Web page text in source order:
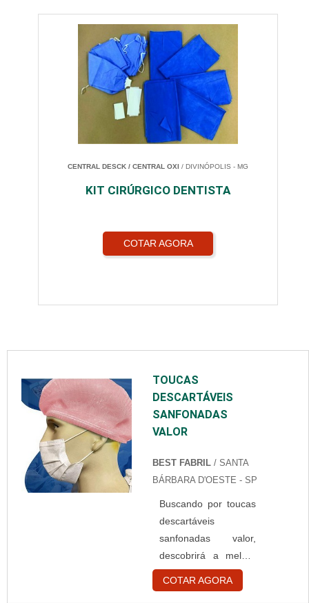
CENTRAL DESCK / CENTRAL OXI / DIVINÓPOLIS - MG
KIT CIRÚRGICO DENTISTA
COTAR AGORA
TOUCAS
DESCARTÁVEIS
SANFONADAS
VALOR
BEST FABRIL / SANTA
BÁRBARA D'OESTE - SP
Buscando por toucas
descartáveis
sanfonadas valor,
descobrirá a melhor
empresa do
segmento.
COTAR AGORA